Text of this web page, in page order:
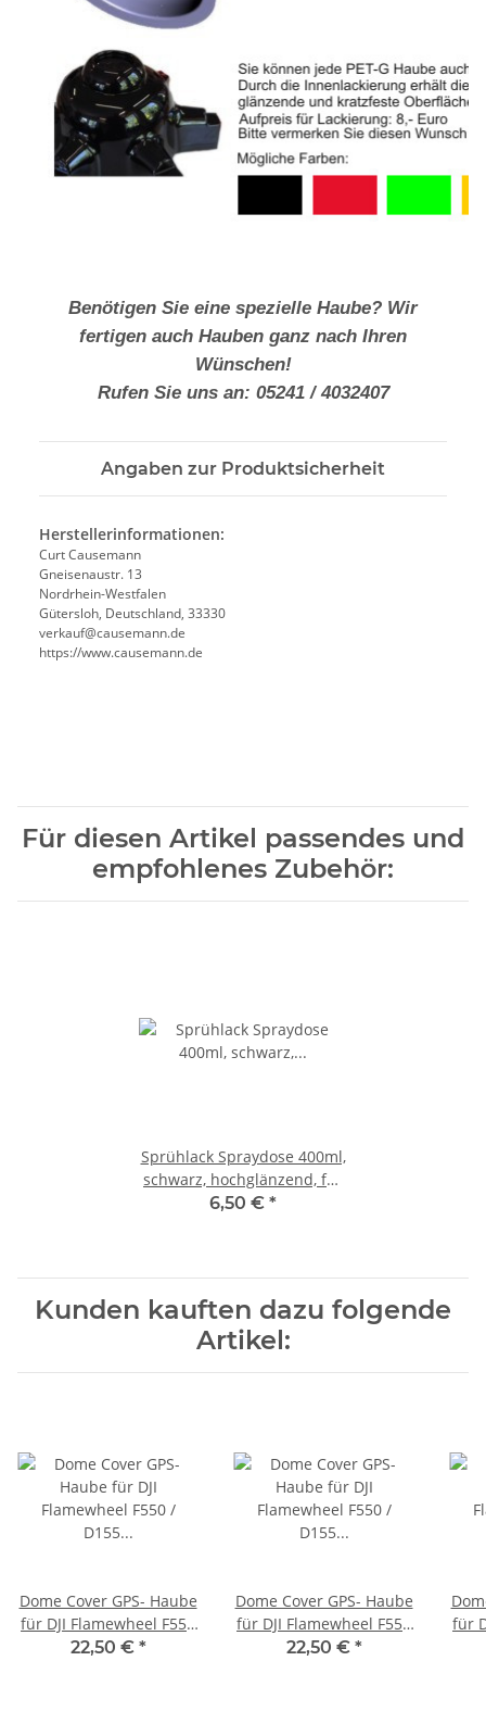
Benötigen Sie eine spezielle Haube? Wir
fertigen auch Hauben ganz nach Ihren
Wünschen!
Rufen Sie uns an: 05241 / 4032407
Angaben zur Produktsicherheit
Herstellerinformationen:
Curt Causemann
Gneisenaustr. 13
Nordrhein-Westfalen
Gütersloh, Deutschland, 33330
verkauf@causemann.de
https://www.causemann.de
Für diesen Artikel passendes und
empfohlenes Zubehör:
Sprühlack Spraydose 400ml,
schwarz, hochglänzend, für
PET-G und EPP
6,50 € *
Kunden kauften dazu folgende
Artikel:
Dome Cover GPS- Haube
für DJI Flamewheel F550
/ D155 PET-G 1,5mm klar
22,50 € *
Dome Cover GPS- Haube
für DJI Flamewheel F550
/ D155 Polystyrol 1,5mm
22,50 € *
für